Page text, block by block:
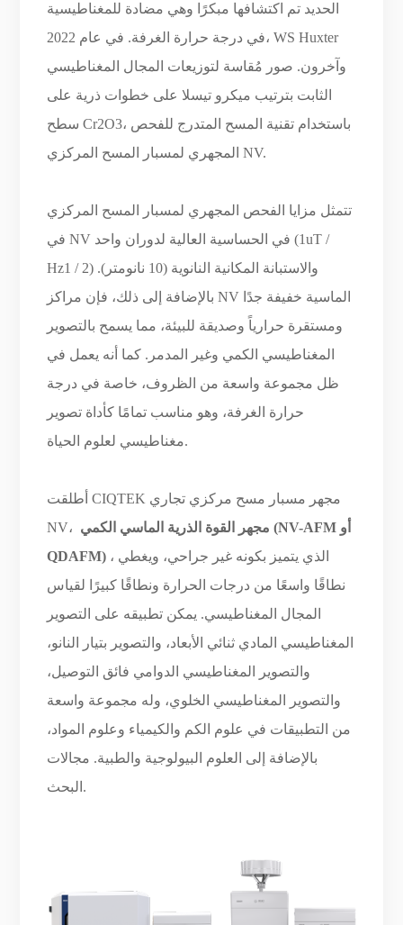
الحديد تم اكتشافها مبكرًا وهي مضادة للمغناطيسية
في درجة حرارة الغرفة. في عام 2022، WS Huxter
وآخرون. صور مُقاسة لتوزيعات المجال المغناطيسي
الثابت بترتيب ميكرو تيسلا على خطوات ذرية على
سطح Cr2O3، باستخدام تقنية المسح المتدرج للفحص
المجهري لمسبار المسح المركزي NV.
تتمثل مزايا الفحص المجهري لمسبار المسح المركزي
في NV في الحساسية العالية لدوران واحد (1uT /
Hz1 / 2) والاستبانة المكانية النانوية (10 نانومتر).
بالإضافة إلى ذلك، فإن مراكز NV الماسية خفيفة جدًا
ومستقرة حرارياً وصديقة للبيئة، مما يسمح بالتصوير
المغناطيسي الكمي وغير المدمر. كما أنه يعمل في
ظل مجموعة واسعة من الظروف، خاصة في درجة
حرارة الغرفة، وهو مناسب تمامًا كأداة تصوير
مغناطيسي لعلوم الحياة.
أطلقت CIQTEK مجهر مسبار مسح مركزي تجاري
NV، مجهر القوة الذرية الماسي الكمي (NV-AFM أو
QDAFM) ، الذي يتميز بكونه غير جراحي، ويغطي
نطاقًا واسعًا من درجات الحرارة ونطاقًا كبيرًا لقياس
المجال المغناطيسي. يمكن تطبيقه على التصوير
المغناطيسي المادي ثنائي الأبعاد، والتصوير بتيار النانو،
والتصوير المغناطيسي الدوامي فائق التوصيل،
والتصوير المغناطيسي الخلوي، وله مجموعة واسعة
من التطبيقات في علوم الكم والكيمياء وعلوم المواد،
بالإضافة إلى العلوم البيولوجية والطبية. مجالات
البحث.